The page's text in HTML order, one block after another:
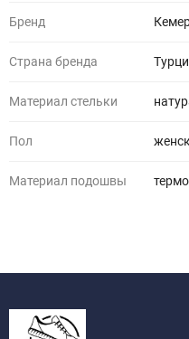
Бренд
Страна бренда
Материал стельки
Пол
Материал подошвы